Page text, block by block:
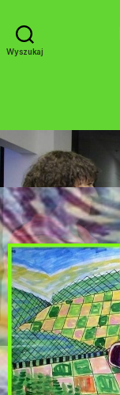
Wyszukaj